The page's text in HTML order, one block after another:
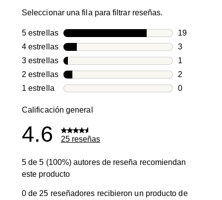
Seleccionar una fila para filtrar reseñas.
5 estrellasestrellas
19
19 reseñas
4 estrellasestrellas
3
3 reseñas
3 estrellasestrellas
1
1 reseña
2 estrellasestrellas
2
2 reseñas
1 estrellaestrellas
0
Calificación general
4.6 25 reseñas
5 de 5 (100%) autores de reseña recomiendan
este producto
0 de 25 reseñadores recibieron un producto de